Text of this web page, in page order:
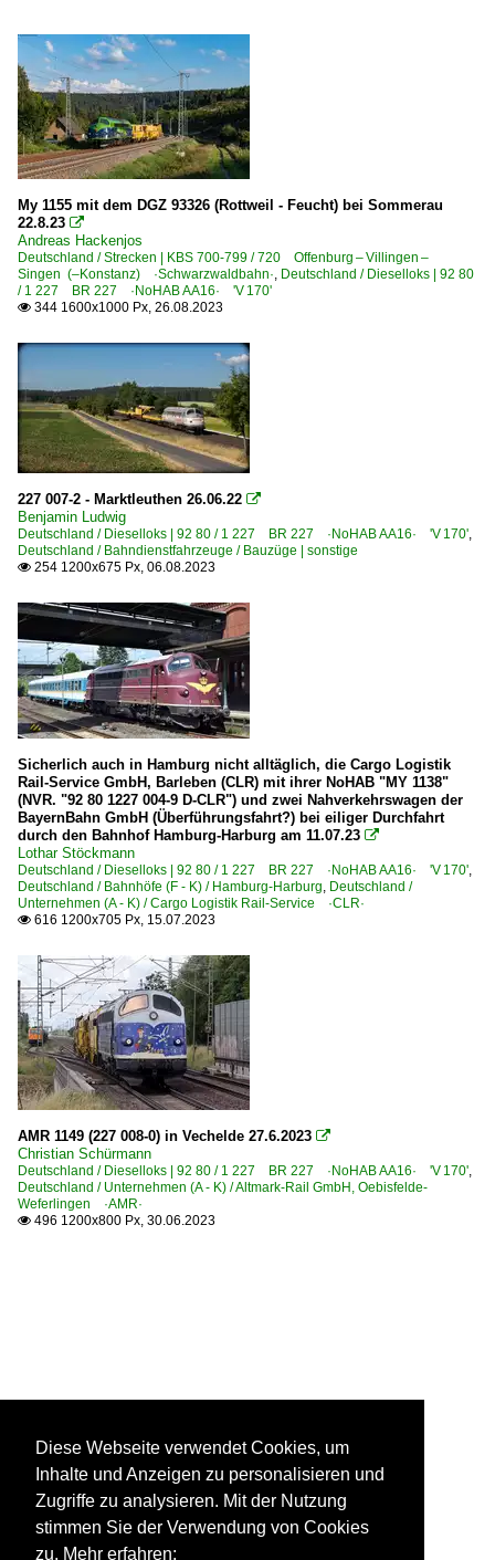
My 1155 mit dem DGZ 93326 (Rottweil - Feucht) bei Sommerau
22.8.23 
Andreas Hackenjos
Deutschland / Strecken | KBS 700-799 / 720 Offenburg – Villingen –
Singen (–Konstanz) ·Schwarzwaldbahn·, Deutschland / Dieselloks | 92 80
/ 1 227 BR 227 ·NoHAB AA16· 'V 170'
 344 1600x1000 Px, 26.08.2023
227 007-2 - Marktleuthen 26.06.22 
Benjamin Ludwig
Deutschland / Dieselloks | 92 80 / 1 227 BR 227 ·NoHAB AA16· 'V 170',
Deutschland / Bahndienstfahrzeuge / Bauzüge | sonstige
 254 1200x675 Px, 06.08.2023
Sicherlich auch in Hamburg nicht alltäglich, die Cargo Logistik
Rail-Service GmbH, Barleben (CLR) mit ihrer NoHAB "MY 1138"
(NVR. "92 80 1227 004-9 D-CLR") und zwei Nahverkehrswagen der
BayernBahn GmbH (Überführungsfahrt?) bei eiliger Durchfahrt
durch den Bahnhof Hamburg-Harburg am 11.07.23 
Lothar Stöckmann
Deutschland / Dieselloks | 92 80 / 1 227 BR 227 ·NoHAB AA16· 'V 170',
Deutschland / Bahnhöfe (F - K) / Hamburg-Harburg, Deutschland /
Unternehmen (A - K) / Cargo Logistik Rail-Service ·CLR·
 616 1200x705 Px, 15.07.2023
AMR 1149 (227 008-0) in Vechelde 27.6.2023 
Christian Schürmann
Deutschland / Dieselloks | 92 80 / 1 227 BR 227 ·NoHAB AA16· 'V 170',
Deutschland / Unternehmen (A - K) / Altmark-Rail GmbH, Oebisfelde-
Weferlingen ·AMR·
 496 1200x800 Px, 30.06.2023
Diese Webseite verwendet Cookies, um
Inhalte und Anzeigen zu personalisieren und
Zugriffe zu analysieren. Mit der Nutzung
stimmen Sie der Verwendung von Cookies
zu. Mehr erfahren: